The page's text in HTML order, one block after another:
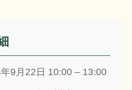
9月22日 10:00 – 13:00